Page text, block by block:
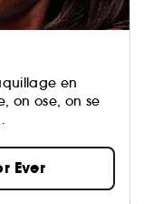
en
on ose, on se
le rythme et
arrive.
Ever